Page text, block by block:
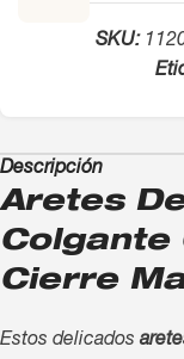
SKU:
Descripción
Aretes
Colgante
Cierre
Estos delicados